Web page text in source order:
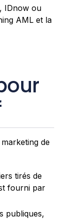
IDnow ou
AML et la
de
tirés de
fourni par
publiques,